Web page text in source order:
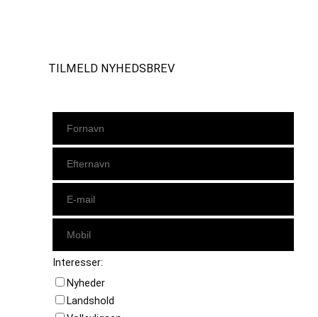
TILMELD NYHEDSBREV
Interesser:
Nyheder
Landshold